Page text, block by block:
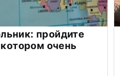
пройдите
очень